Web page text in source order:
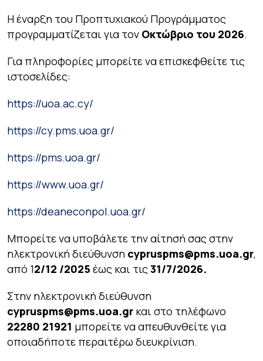
Η έναρξη του Προπτυχιακού Προγράμματος
προγραμματίζεται για τον Οκτώβριο του 2026.
Για πληροφορίες μπορείτε να επισκεφθείτε τις
ιστοσελίδες:
https://uoa.ac.cy/
https://cy.pms.uoa.gr/
https://pms.uoa.gr/
https://www.uoa.gr/
https://deaneconpol.uoa.gr/
Μπορείτε να υποβάλετε την αίτησή σας στην
ηλεκτρονική διεύθυνση cypruspms@pms.uoa.gr,
από 12/12 /2025 έως και τις31/7/2026.
Στην ηλεκτρονική διεύθυνση
cypruspms@pms.uoa.gr και στο τηλέφωνο
22280 21921 μπορείτε να απευθυνθείτε για
οποιαδήποτε περαιτέρω διευκρίνιση.